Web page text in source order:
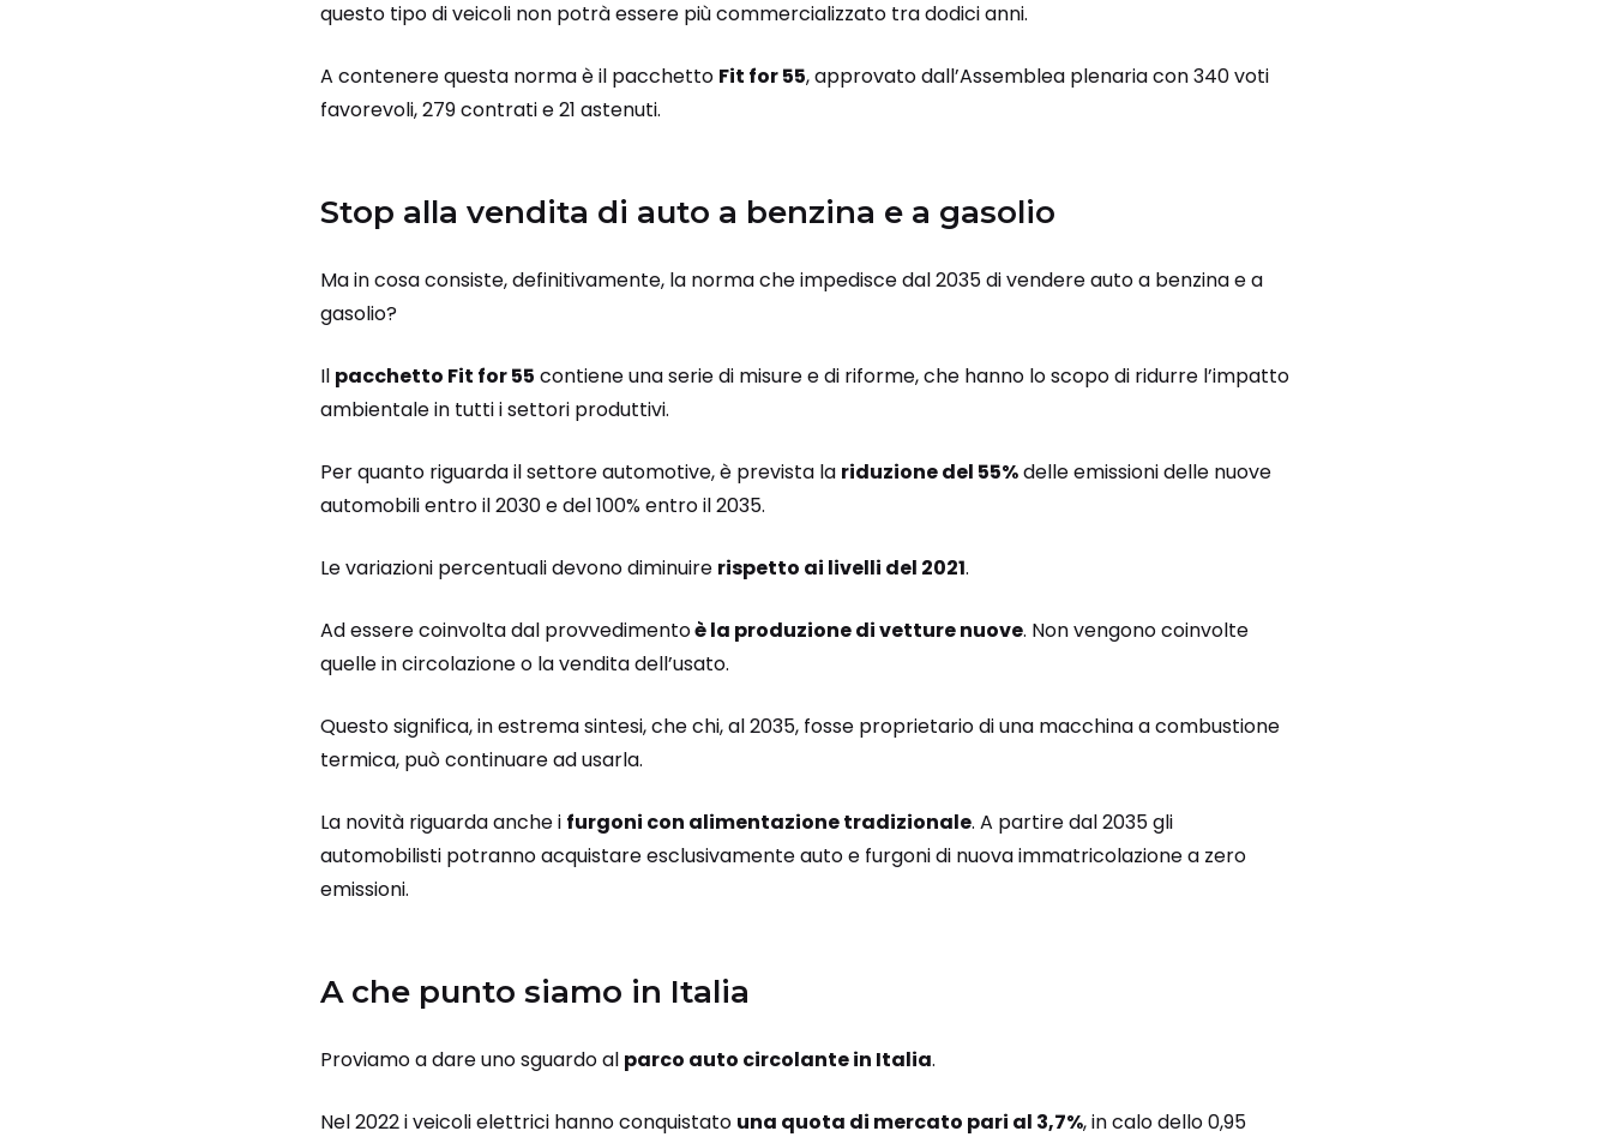
questo tipo di veicoli non potrà essere più commercializzato tra dodici anni.
A contenere questa norma è il pacchetto Fit for 55, approvato dall’Assemblea plenaria con 340 voti
favorevoli, 279 contrati e 21 astenuti.
Stop alla vendita di auto a benzina e a gasolio
Ma in cosa consiste, definitivamente, la norma che impedisce dal 2035 di vendere auto a benzina e a
gasolio?
Il pacchetto Fit for 55 contiene una serie di misure e di riforme, che hanno lo scopo di ridurre l’impatto
ambientale in tutti i settori produttivi.
Per quanto riguarda il settore automotive, è prevista la riduzione del 55%delle emissioni delle nuove
automobili entro il 2030 e del 100% entro il 2035.
Le variazioni percentuali devono diminuire rispetto ai livelli del 2021.
Ad essere coinvolta dal provvedimentoè la produzione di vetture nuove. Non vengono coinvolte
quelle in circolazione o la vendita dell’usato.
Questo significa, in estrema sintesi, che chi, al 2035, fosse proprietario di una macchina a combustione
termica, può continuare ad usarla.
La novità riguarda anche i furgoni con alimentazione tradizionale. A partire dal 2035 gli
automobilisti potranno acquistare esclusivamente auto e furgoni di nuova immatricolazione a zero
emissioni.
A che punto siamo in Italia
Proviamo a dare uno sguardo al parco auto circolante in Italia.
Nel 2022 i veicoli elettrici hanno conquistato una quota di mercato pari al 3,7%, in calo dello 0,95